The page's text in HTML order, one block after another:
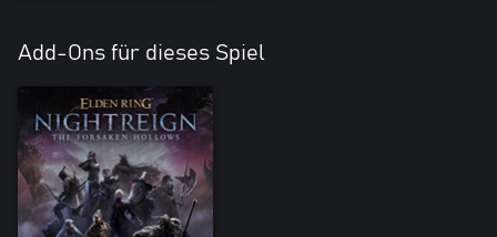
Add-Ons für dieses Spiel